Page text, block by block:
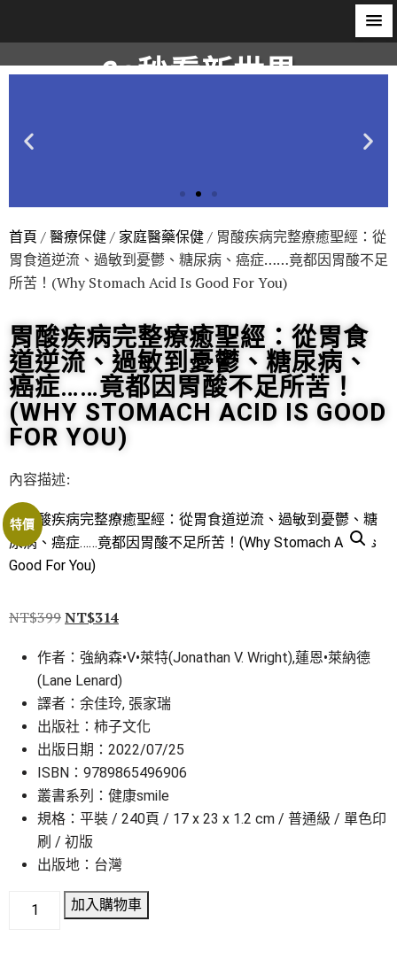
60秒看新世界
首頁 /醫療保健/ 家庭醫藥保健/ 胃酸疾病完整療癒聖經：從
胃食道逆流、過敏到憂鬱、糖尿病、癌症……竟都因胃酸不足
所苦！(Why Stomach Acid Is Good For You)
胃酸疾病完整療癒聖經：從胃食
道逆流、過敏到憂鬱、糖尿病、
癌症……竟都因胃酸不足所苦！
(WHY STOMACH ACID IS GOOD
FOR YOU)
內容描述:
特價
NT$399NT$314
作者：強納森•V•萊特(Jonathan V. Wright),蓮恩•萊納德
(Lane Lenard)
譯者：余佳玲, 張家瑞
出版社：柿子文化
出版日期：2022/07/25
ISBN：9789865496906
叢書系列：健康smile
規格：平裝 / 240頁 / 17 x 23 x 1.2 cm / 普通級 / 單色印
刷 / 初版
出版地：台灣
加入購物車